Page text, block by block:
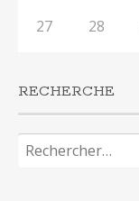
27 28
RECHERCHE
Rechercher :